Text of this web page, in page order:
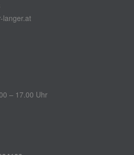
langer.at
– 17.00 Uhr